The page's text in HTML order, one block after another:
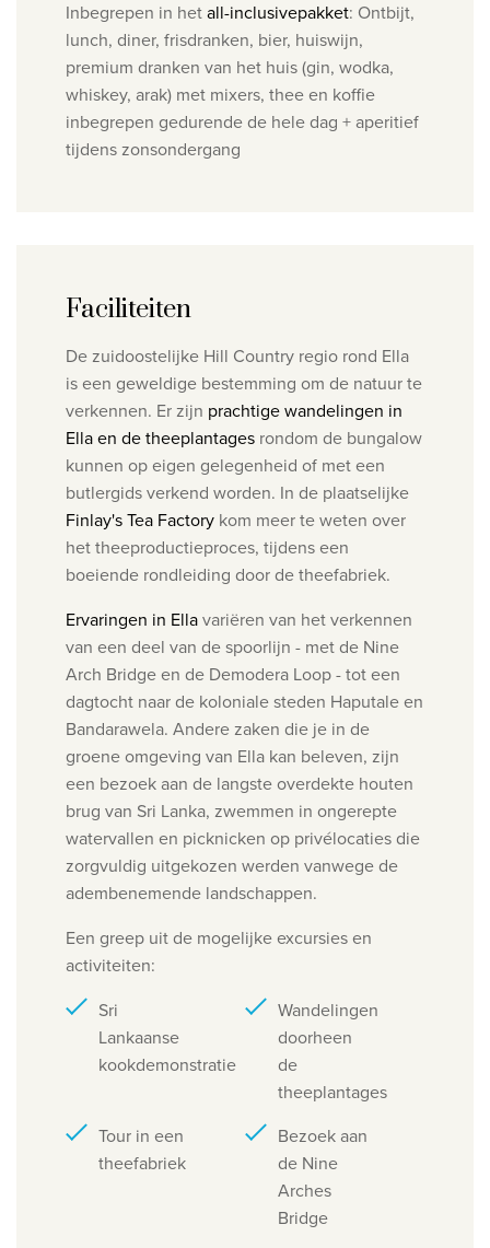
Inbegrepen in hetall-inclusivepakket: Ontbijt,
lunch, diner, frisdranken, bier, huiswijn,
premium dranken van het huis (gin, wodka,
whiskey, arak) met mixers, thee en koffie
inbegrepen gedurende de hele dag + aperitief
tijdens zonsondergang
Faciliteiten
De zuidoostelijke Hill Country regio rond Ella
is een geweldige bestemming om de natuur te
verkennen. Er zijn prachtige wandelingen in
Ella en de theeplantages rondom de bungalow
kunnen op eigen gelegenheid of met een
butlergids verkend worden. In de plaatselijke
Finlay's Tea Factory kom meer te weten over
het theeproductieproces, tijdens een
boeiende rondleiding door de theefabriek.
Ervaringen in Ellavariëren van het verkennen
van een deel van de spoorlijn - met de Nine
Arch Bridge en de Demodera Loop - tot een
dagtocht naar de koloniale steden Haputale en
Bandarawela. Andere zaken die je in de
groene omgeving van Ella kan beleven, zijn
een bezoek aan de langste overdekte houten
brug van Sri Lanka, zwemmen in ongerepte
watervallen en picknicken op privélocaties die
zorgvuldig uitgekozen werden vanwege de
adembenemende landschappen.
Een greep uit de mogelijke excursies en
activiteiten:
Sri
Lankaanse
kookdemonstratie
Wandelingen
doorheen
de
theeplantages
Tour in een
theefabriek
Bezoek aan
de Nine
Arches
Bridge